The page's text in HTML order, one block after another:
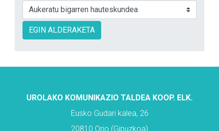
EGIN ALDERAKETA
UROLAKO KOMUNIKAZIO TALDEA KOOP. ELK.
Eusko Gudari kalea, 26
20810 Orio (Gipuzkoa)